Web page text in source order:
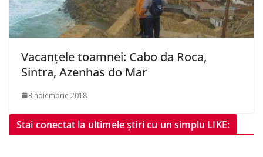
Vacanțele toamnei: Cabo da Roca,
Sintra, Azenhas do Mar
3 noiembrie 2018
Stai conectat la ultimele știri cu un simplu LIKE: